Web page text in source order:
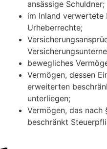
ansässige Schuldner;
im Inland verwertete
Urheberrechte;
bewegliches
Vermögen, dessen
erweiterten
unterliegen;
Vermögen, das nach
beschränkt